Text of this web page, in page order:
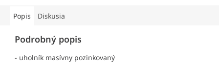
Popis Diskusia
Podrobný popis
- uholník masívny pozinkovaný